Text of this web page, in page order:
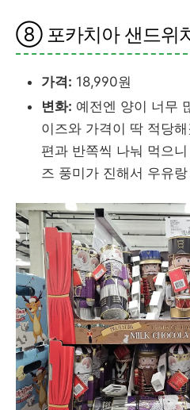
⑧ 포카치아 샌드위
가격: 18,990원
변화: 예전엔 양이 너무
이즈와 가격이 딱 적당
편과 반쪽씩 나눠 먹으
즈 풍미가 진해서 우유